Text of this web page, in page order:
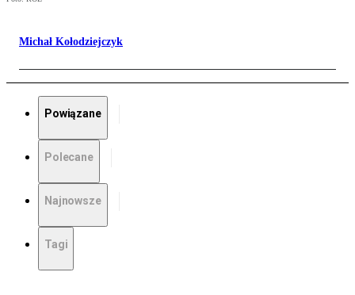
Michał Kołodziejczyk
Powiązane
Polecane
Najnowsze
Tagi